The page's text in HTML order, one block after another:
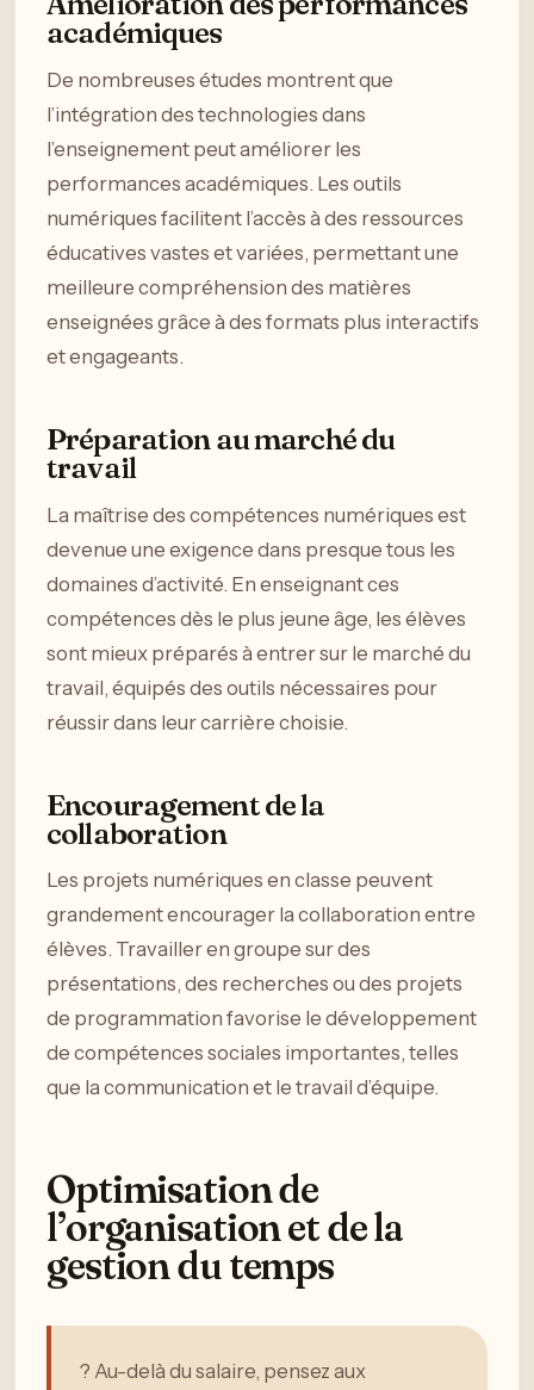
académiques
De nombreuses études montrent que
l’intégration des technologies dans
l’enseignement peut améliorer les
performances académiques. Les outils
numériques facilitent l’accès à des ressources
éducatives vastes et variées, permettant une
meilleure compréhension des matières
enseignées grâce à des formats plus interactifs
et engageants.
Préparation au marché du
travail
La maîtrise des compétences numériques est
devenue une exigence dans presque tous les
domaines d’activité. En enseignant ces
compétences dès le plus jeune âge, les élèves
sont mieux préparés à entrer sur le marché du
travail, équipés des outils nécessaires pour
réussir dans leur carrière choisie.
Encouragement de la
collaboration
Les projets numériques en classe peuvent
grandement encourager la collaboration entre
élèves. Travailler en groupe sur des
présentations, des recherches ou des projets
de programmation favorise le développement
de compétences sociales importantes, telles
que la communication et le travail d’équipe.
Optimisation de
l’organisation et de la
gestion du temps
? Au-delà du salaire, pensez aux